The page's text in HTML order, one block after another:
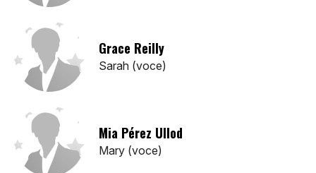
Grace Reilly
Sarah (voce)
Mia Pérez Ullod
Mary (voce)